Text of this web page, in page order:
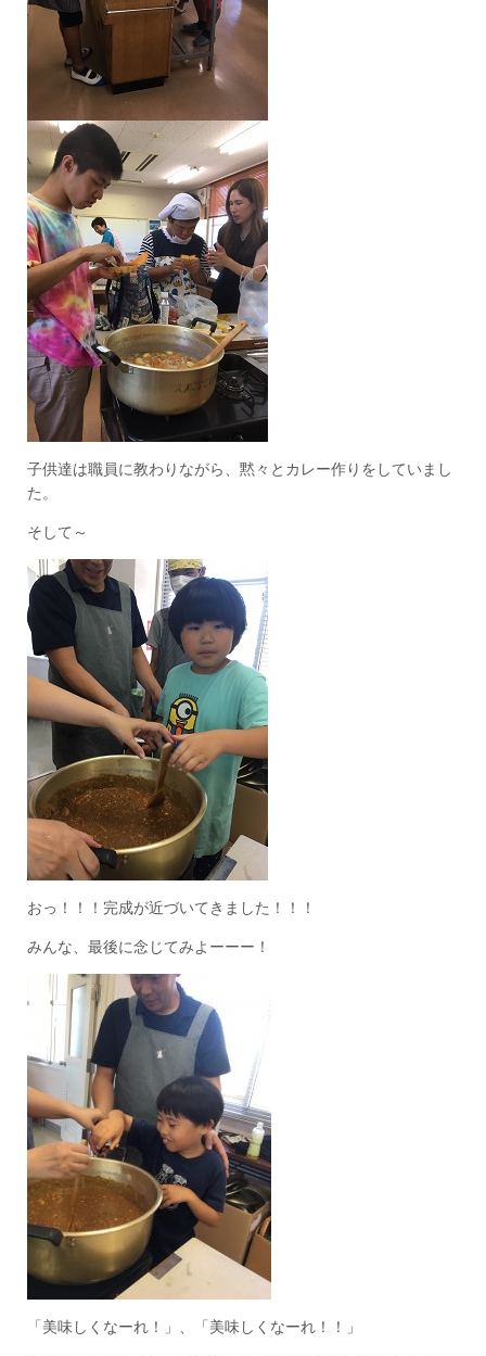
子供達は職員に教わりながら、黙々とカレー作りをしていまし
た。
そして～
おっ！！！完成が近づいてきました！！！
みんな、最後に念じてみよーーー！
「美味しくなーれ！」、「美味しくなーれ！！」